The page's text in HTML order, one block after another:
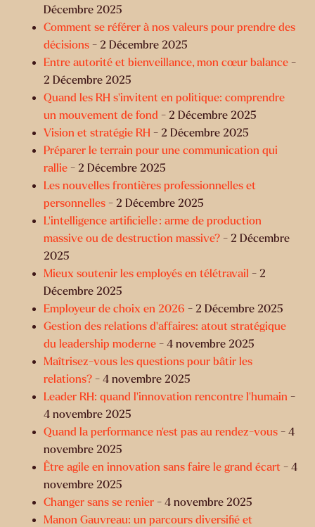
Décembre 2025
Comment se référer à nos valeurs pour prendre des
décisions - 2 Décembre 2025
Entre autorité et bienveillance, mon cœur balance -
2 Décembre 2025
Quand les RH s’invitent en politique: comprendre
un mouvement de fond - 2 Décembre 2025
Vision et stratégie RH - 2 Décembre 2025
Préparer le terrain pour une communication qui
rallie - 2 Décembre 2025
Les nouvelles frontières professionnelles et
personnelles - 2 Décembre 2025
L’intelligence artificielle : arme de production
massive ou de destruction massive? - 2 Décembre
2025
Mieux soutenir les employés en télétravail - 2
Décembre 2025
Employeur de choix en 2026 - 2 Décembre 2025
Gestion des relations d'affaires: atout stratégique
du leadership moderne - 4 novembre 2025
Maîtrisez-vous les questions pour bâtir les
relations? - 4 novembre 2025
Leader RH: quand l’innovation rencontre l’humain -
4 novembre 2025
Quand la performance n’est pas au rendez-vous - 4
novembre 2025
Être agile en innovation sans faire le grand écart - 4
novembre 2025
Changer sans se renier - 4 novembre 2025
Manon Gauvreau: un parcours diversifié et